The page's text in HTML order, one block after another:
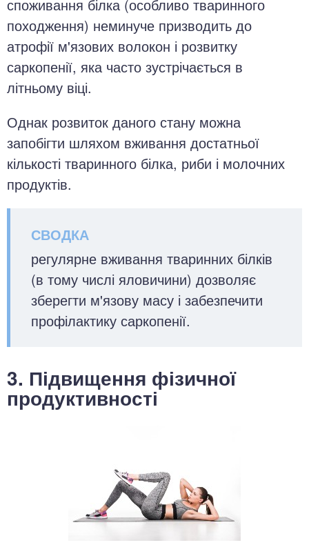
споживання білка (особливо тваринного
походження) неминуче призводить до
атрофії м'язових волокон і розвитку
саркопенії, яка часто зустрічається в
літньому віці.
Однак розвиток даного стану можна
запобігти шляхом вживання достатньої
кількості тваринного білка, риби і молочних
продуктів.
регулярне вживання тваринних білків
(в тому числі яловичини) дозволяє
зберегти м'язову масу і забезпечити
профілактику саркопенії.
3. Підвищення фізичної
продуктивності